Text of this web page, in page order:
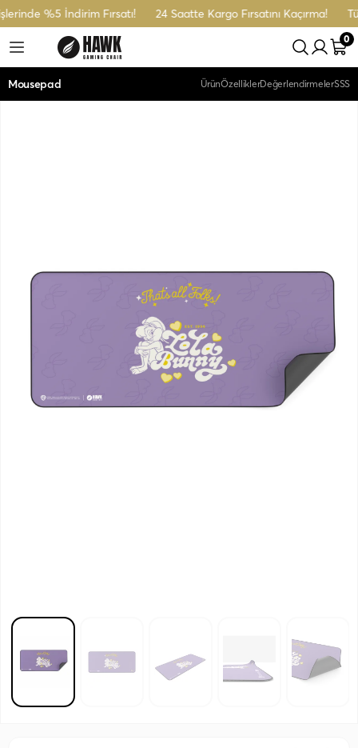
%5 İndirim Fırsatı! 24 Saatte Kargo Fırsatını Kaçırma!
0
Mousepad ÜrünÖzelliklerDeğerlendirmelerSSS